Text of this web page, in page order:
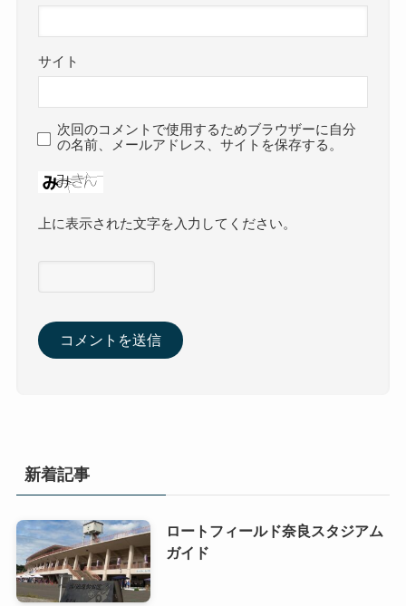
サイト
次回のコメントで使用するためブラウザーに自分
の名前、メールアドレス、サイトを保存する。
上に表示された文字を入力してください。
新着記事
ロートフィールド奈良スタジアム
ガイド